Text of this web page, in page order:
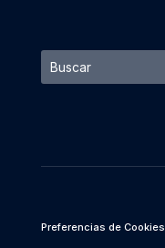
Preferencias de Cookies